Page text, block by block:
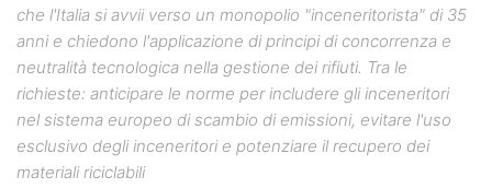
che l'Italia si avvii verso un monopolio "inceneritorista" di 35
anni e chiedono l'applicazione di principi di concorrenza e
neutralità tecnologica nella gestione dei rifiuti. Tra le
richieste: anticipare le norme per includere gli inceneritori
nel sistema europeo di scambio di emissioni, evitare l'uso
esclusivo degli inceneritori e potenziare il recupero dei
materiali riciclabili